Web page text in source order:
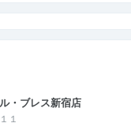
・ブレス新宿店
１